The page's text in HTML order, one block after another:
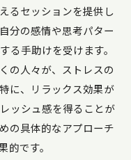
るセッションを提供し
分の感情や思考パター
る手助けを受けます。
の人々が、ストレスの
に、リラックス効果が
ッシュ感を得ることが
の具体的なアプローチ
的です。